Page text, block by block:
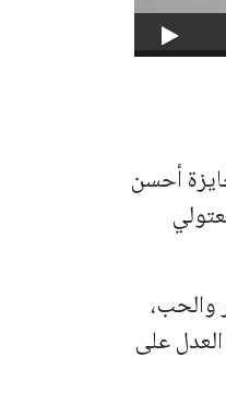
أحسن
بعتولي
والحب،
على